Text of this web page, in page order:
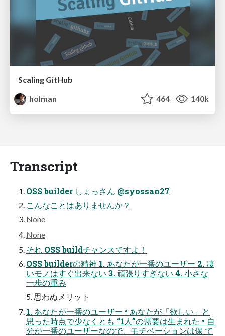
Scaling GitHub
holman
464 140k
Transcript
OSS builder しょっさん @syossan27
こんなことはありませんか？
None
None
それ OSS buildチャンスですよ！
OSS builderの精神 1. あなたが一番のユーザー 2. 凄
いモノはすぐ出来ない 3. 頑張りすぎない 4. 小さな
一歩の重み
5. 思わぬメリット
1. あなたが一番のユーザー • あなたが「欲しい」と
思った時点で少なくとも “1人”の需要は生まれた • 自
分が一番のユーザーなので、モチベーションは保 て